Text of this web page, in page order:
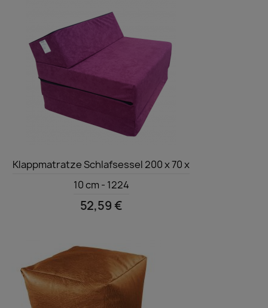
Vorschau
Klappmatratze Schlafsessel 200 x 70 x
10 cm - 1224
52,59 €